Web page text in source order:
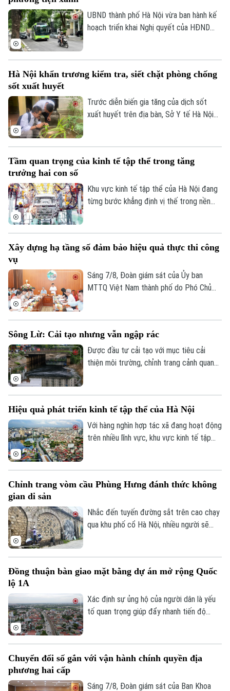
Theo dõi Hà Nội On
Đánh giá
Làng nghề
Di tích
Y tế
Dinh dưỡng
Thể thao
Bóng đá
Quần vợt
Golf
Giải trí
Điện ảnh
Thời trang
Âm nhạc
Đã phát sóng
phòng chống thiên tai trong mùa mưa lũ
2026.
UBND thành phố Hà Nội vừa ban hành kế
hoạch triển khai Nghị quyết của HĐND
thời khuyến khích người dân sử dụng giao
Hà Nội khẩn trương kiểm tra, siết chặt phòng chống
sốt xuất huyết
Trước diễn biến gia tăng của dịch sốt
xuất huyết trên địa bàn, Sở Y tế Hà Nội
sẽ thành lập các đoàn kiểm tra, giám sát
phường.
Tầm quan trọng của kinh tế tập thể trong tăng
trưởng hai con số
Khu vực kinh tế tập thể của Hà Nội đang
từng bước khẳng định vị thế trong nền
thôn và thúc đẩy tiêu dùng. Đặc biệt, để
mức hai con số, kinh tế tập thể chính là
một trong những khu vực còn nhiều tiềm
Xây dựng hạ tầng số đảm bảo hiệu quả thực thi công
vụ
Sáng 7/8, Đoàn giám sát của Ủy ban
MTTQ Việt Nam thành phố do Phó Chủ
nghệ trong giải quyết thủ tục hành chính,
cung cấp dịch vụ công khi thực hiện sắp
xếp đơn vị hành chính và tổ chức mô hình
Sông Lừ: Cải tạo nhưng vẫn ngập rác
Được đầu tư cải tạo với mục tiêu cải
thiện môi trường, chỉnh trang cảnh quan
Tuy nhiên, thực tế hiện nay, nhiều đoạn
sông vẫn bị rác thải phủ kín mặt nước, gây
ô nhiễm và ảnh hưởng đến dòng chảy.
Hiệu quả phát triển kinh tế tập thể của Hà Nội
Với hàng nghìn hợp tác xã đang hoạt động
trên nhiều lĩnh vực, khu vực kinh tế tập
những điểm nghẽn đây sẽ là một trong
tăng trưởng nhanh và bền vững của Thủ
đô.
Chỉnh trang vòm cầu Phùng Hưng đánh thức không
gian di sản
Nhắc đến tuyến đường sắt trên cao chạy
qua khu phố cổ Hà Nội, nhiều người sẽ
ký ức đô thị của Thủ đô. Trong thời gian
hướng bảo tồn kết hợp phát huy giá trị di
sản, mở ra một không gian văn hóa, nghệ
Đồng thuận bàn giao mặt bằng dự án mở rộng Quốc
lộ 1A
Xác định sự ủng hộ của người dân là yếu
tố quan trọng giúp đẩy nhanh tiến độ
nhiều người dân và doanh nghiệp đã sớm
siêu dự án 162.000 tỷ đồng này.
Chuyển đổi số gắn với vận hành chính quyền địa
phương hai cấp
Sáng 7/8, Đoàn giám sát của Ban Khoa